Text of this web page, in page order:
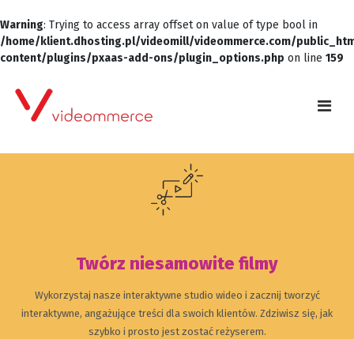
Warning: Trying to access array offset on value of type bool in
/home/klient.dhosting.pl/videomill/videommerce.com/
content/plugins/pxaas-add-ons/plugin_options.php on line 159
Twórz niesamowite filmy
Wykorzystaj nasze interaktywne studio wideo i zacznij tworzyć
interaktywne, angażujące treści dla swoich klientów. Zdziwisz się, jak
szybko i prosto jest zostać reżyserem.